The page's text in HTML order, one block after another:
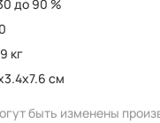
до 90 %
кг
см
быть изменены